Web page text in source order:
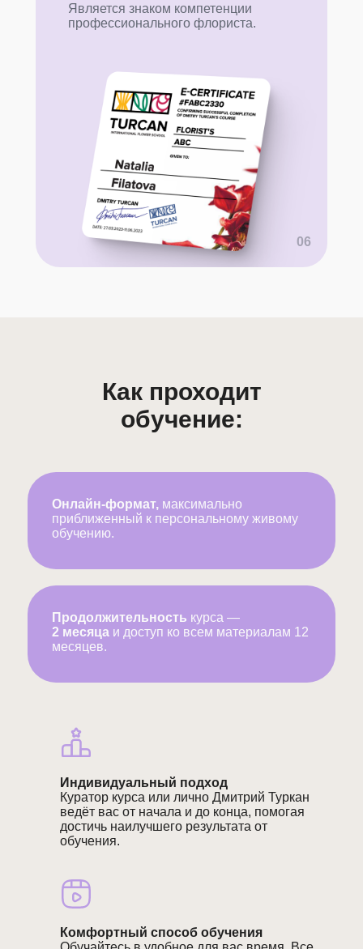
Является знаком компетенции
профессионального флориста.
06
Как проходит
обучение:
Онлайн-формат, максимально
приближенный к персональному живому
обучению.
Продолжительность курса —
2 месяца и доступ ко всем материалам 12
месяцев.
Индивидуальный подход
Куратор курса или лично Дмитрий Туркан
ведёт вас от начала и до конца, помогая
достичь наилучшего результата от
обучения.
Комфортный способ обучения